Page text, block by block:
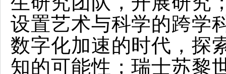
设置艺术与科学的跨学
数字化加速的时代，探
知的可能性；瑞士苏黎